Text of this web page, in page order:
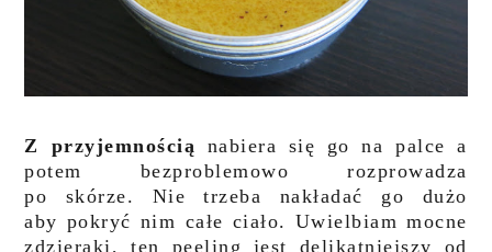
Z przyjemnością nabiera się go na palce a
potem bezproblemowo rozprowadza
po skórze. Nie trzeba nakładać go dużo
aby pokryć nim całe ciało. Uwielbiam mocne
zdzieraki, ten peeling jest delikatniejszy od